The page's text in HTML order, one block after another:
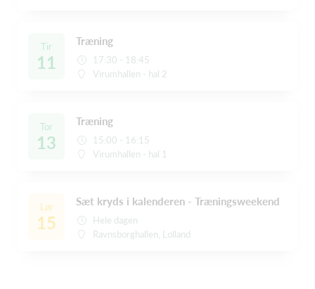
Tir
11
Træning
17:30 - 18:45
Virumhallen - hal 2
Tor
13
Træning
15:00 - 16:15
Virumhallen - hal 1
Lør
15
Sæt kryds i kalenderen - Træningsweekend
Hele dagen
Ravnsborghallen, Lolland